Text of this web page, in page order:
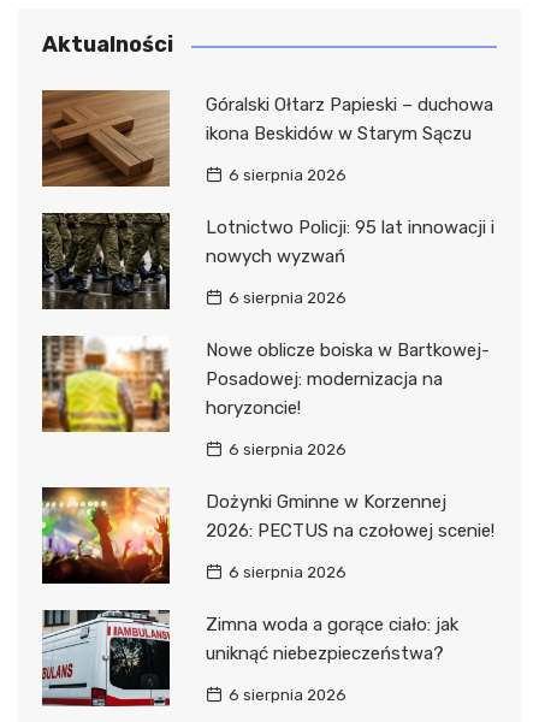
Aktualności
Góralski Ołtarz Papieski – duchowa
ikona Beskidów w Starym Sączu
6 sierpnia 2026
Lotnictwo Policji: 95 lat innowacji i
nowych wyzwań
6 sierpnia 2026
Nowe oblicze boiska w Bartkowej-
Posadowej: modernizacja na
horyzoncie!
6 sierpnia 2026
Dożynki Gminne w Korzennej
2026: PECTUS na czołowej scenie!
6 sierpnia 2026
Zimna woda a gorące ciało: jak
uniknąć niebezpieczeństwa?
6 sierpnia 2026